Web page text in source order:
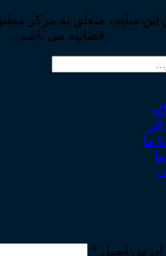
این سایت متعلق به مرکز
قضاییه می باشد .
ما
آدرس ایمیل *